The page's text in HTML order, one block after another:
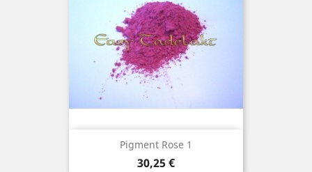
Pigment Rose 1
Prix
30,25 €